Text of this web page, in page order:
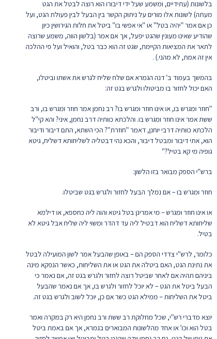
בלשונות (עתידיים, ומשמע שעל ידי דיבורו הוא רוצה לבטל את הגט
מעתה) לשונות אלו מורים על ניתוק הקשר בין הבעל לבין פעולת הגט, ועל
כן אם אמר "יהיה בטל" או "אי אפשי בו" ביטל את חלות הגירושין כיון
שהודיע שאינו מעונין שהגט יפעל, אך אם אמר (בלשון הווה, משמע שרוצה
לתאר את המציאות הקיימת, שגט זה הוא כבר בטל, והואיל ועל פי ההלכה
אין זה אמת, לא מהני.) .
בהמשך בעמוד ב' דנה הגמרא אם שלח שליח לגרש את אשתו וביטלו,
האם יכול לחזור בו מביטולו ולגרש בגט זה:
"חוזר ומגרש בו, או אינו חוזר ומגרש בו? רב נחמן אמר חוזר ומגרש בו, ורב
ששת אמר אינו חוזר ומגרש בו. והלכתא כוותיה דרב נחמן, איני? והא קי"ל
הלכתא כוותיה דרבי יוחנן, דאמר "חוזרת"? הכי השתא, התם דיבור ודיבור
הוא, אתי דיבור ומבטל דיבור, והכא נהי דבטליה לשליחותא דשליח, גיטא
גופיה מי קא בטיל?"
ברש"י הספק מבואר בזו הלשון:
חוזר ומגרש בו – אם נמלך הבעל לחזור ולגרש בגט שביטלו.
או אינו חוזר ומגרש – מי אמרינן בטל גיטא והוה ליה כחספא, או דילמא
שליחותא דשליח הוא דבטיל ליה עד דהדר ומשוי ליה שליח אבל גיטא לא
בטיל.
כלומר, לרש"י צדדי הספק הם – באופן שהבעל אמר לשון המועילה לבטל
את נתינת הגט, האם ביטלה את הגט או את השליחות, כאשר הנפקא מינה
ביניהם תהיה אם לאחר שביטל רוצה לחזור ולגרש בגט זה, אם נאמר כי
הבעל ביטל את הגט – לא יוכל לחזור ולגרש בו, אך אם נאמר שהבעל
ביטל את השליחות – ממילא הגט כשר אם כן, יוכל לשוב ולגרש בגט זה.
יוצא מדברי רש"י, שכל מחלוקת רב ששת ורב נחמן היא רק במקרה ואמר
בטל הוא וכו' או אחד מהלשונות המבוארים בגמרא, אך אם באמת ביטל